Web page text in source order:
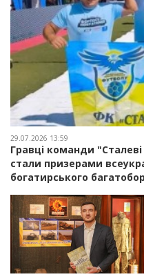
29.07.2026 13:59
Гравці команди
стали призерами
богатирського